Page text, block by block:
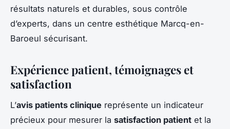
résultats naturels et durables, sous contrôle
d’experts, dans un centre esthétique Marcq-en-
Baroeul sécurisant.
Expérience patient, témoignages et
satisfaction
L’avis patients clinique représente un indicateur
précieux pour mesurer la satisfaction patient et la